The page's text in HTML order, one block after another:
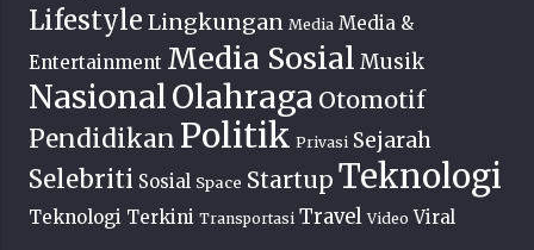
Lifestyle Lingkungan Media Media &
Entertainment Media Sosial Musik
NasionalOlahraga Otomotif
Pendidikan Politik Privasi Sejarah
Selebriti Sosial Space Startup Teknologi
Teknologi Terkini Transportasi Travel Video Viral